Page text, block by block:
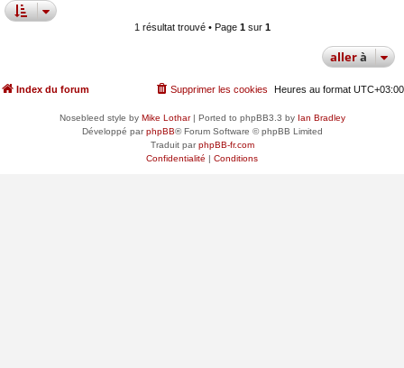
1 résultat trouvé • Page 1sur 1
allerà
Index du forum Heures au format UTC+03:00
Supprimer les cookies
Nosebleed style by Mike Lothar| Ported to phpBB3.3 by Ian Bradley
Développé parphpBB® Forum Software © phpBB Limited
Traduit parphpBB-fr.com
Confidentialité | Conditions